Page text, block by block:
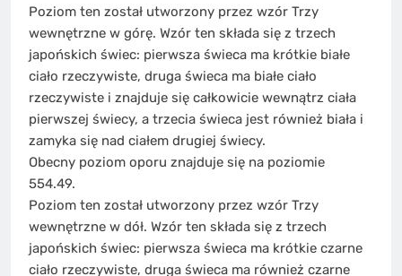
Poziom ten został utworzony przez wzór Trzy
wewnętrzne w górę. Wzór ten składa się z trzech
japońskich świec: pierwsza świeca ma krótkie białe
ciało rzeczywiste, druga świeca ma białe ciało
rzeczywiste i znajduje się całkowicie wewnątrz ciała
pierwszej świecy, a trzecia świeca jest również biała i
zamyka się nad ciałem drugiej świecy.
Obecny poziom oporu znajduje się na poziomie
554.49.
Poziom ten został utworzony przez wzór Trzy
wewnętrzne w dół. Wzór ten składa się z trzech
japońskich świec: pierwsza świeca ma krótkie czarne
ciało rzeczywiste, druga świeca ma również czarne